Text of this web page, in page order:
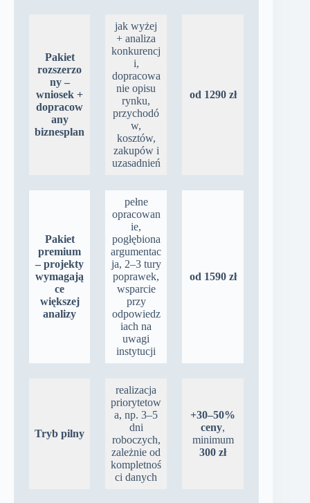
Pakiet
rozszerzo
ny –
wniosek +
dopracow
any
biznesplan
jak wyżej
+ analiza
konkurencj
i,
dopracowa
nie opisu
rynku,
przychodó
w,
kosztów,
zakupów i
uzasadnień
od 1290 zł
Pakiet
premium
– projekty
wymagają
ce
większej
analizy
pełne
opracowan
ie,
pogłębiona
argumentac
ja, 2–3 tury
poprawek,
wsparcie
przy
odpowiedz
iach na
uwagi
instytucji
od 1590 zł
Tryb pilny
realizacja
priorytetow
a, np. 3–5
dni
roboczych,
zależnie od
kompletnoś
ci danych
+30–50%
ceny,
minimum
300 zł